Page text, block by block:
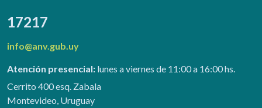
17217
info@anv.gub.uy
Atención presencial: lunes a viernes de 11:00 a 16:00 hs.
Cerrito 400 esq. Zabala
Montevideo, Uruguay